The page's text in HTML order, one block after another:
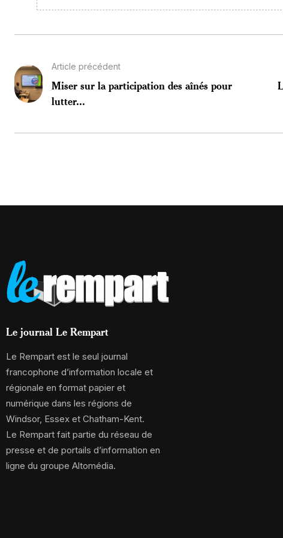
Article précédent
Miser sur la participation des aînés pour
lutter...
Le journal Le Rempart
Le Rempart est le seul journal
francophone d’information locale et
régionale en format papier et
numérique dans les régions de
Windsor, Essex et Chatham-Kent.
Le Rempart fait partie du réseau de
presse et de portails d’information en
ligne du groupe Altomédia.